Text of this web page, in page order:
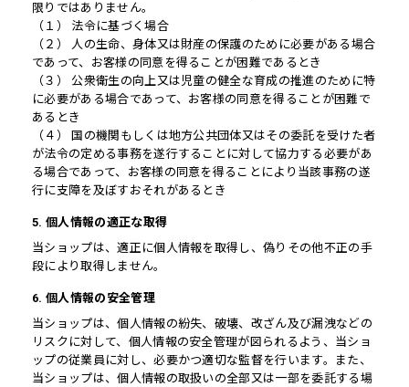
限りではありません。
（１） 法令に基づく場合
（２） 人の生命、身体又は財産の保護のために必要がある場合
であって、お客様の同意を得ることが困難であるとき
（３） 公衆衛生の向上又は児童の健全な育成の推進のために特
に必要がある場合であって、お客様の同意を得ることが困難で
あるとき
（４） 国の機関もしくは地方公共団体又はその委託を受けた者
が法令の定める事務を遂行することに対して協力する必要があ
る場合であって、お客様の同意を得ることにより当該事務の遂
行に支障を及ぼすおそれがあるとき
5. 個人情報の適正な取得
当ショップは、適正に個人情報を取得し、偽りその他不正の手
段により取得しません。
6. 個人情報の安全管理
当ショップは、個人情報の紛失、破壊、改ざん及び漏洩などの
リスクに対して、個人情報の安全管理が図られるよう、当ショ
ップの従業員に対し、必要かつ適切な監督を行います。また、
当ショップは、個人情報の取扱いの全部又は一部を委託する場